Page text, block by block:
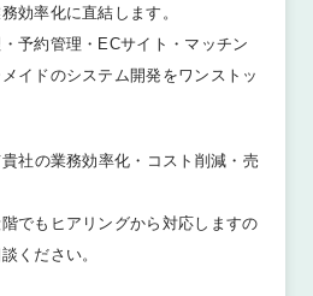
効率化に直結します。
予約管理・ECサイト・マッチン
イドのシステム開発をワンストッ
社の業務効率化・コスト削減・売
でもヒアリングから対応しますの
ください。